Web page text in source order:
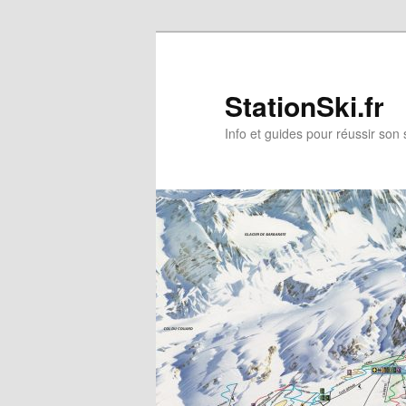
StationSki.fr
Info et guides pour réussir